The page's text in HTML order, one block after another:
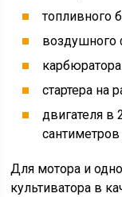
топливного
воздушного
стартера на
двигателя в
Для мотора и
культиватора в